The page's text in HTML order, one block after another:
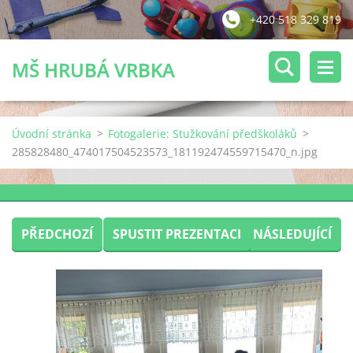
+420 518 329 819
MŠ HRUBÁ VRBKA
Úvodní stránka > Fotogalerie: Stužkování předškoláků >
285828480_474017504523573_181192474559715470_n.jpg
PŘEDCHOZÍ SPUSTIT PREZENTACI NÁSLEDUJÍCÍ